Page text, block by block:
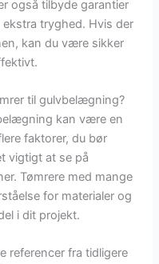
også tilbyde garantier
tryghed. Hvis der
kan du være sikker
til gulvbelægning?
kan være en
faktorer, du bør
vigtigt at se på
Tømrere med mange
for materialer og
i dit projekt.
referencer fra tidligere